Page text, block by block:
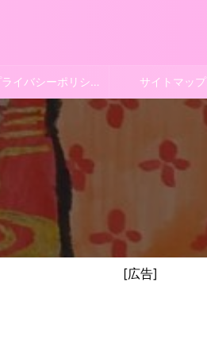
プライバシーポリシー サイトマップ
[広告]